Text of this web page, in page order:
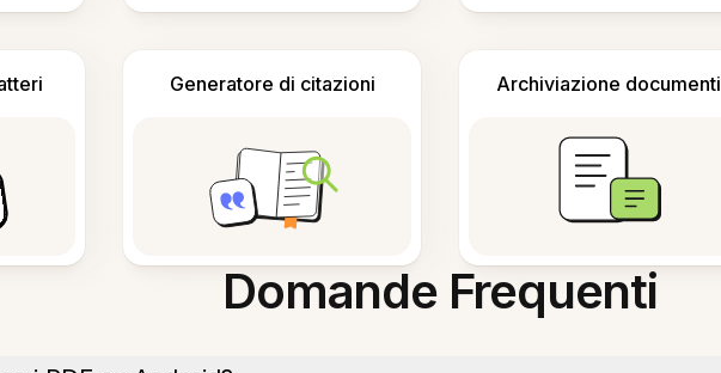
Generatore di citazioni Archiviazione documenti
Domande Frequenti